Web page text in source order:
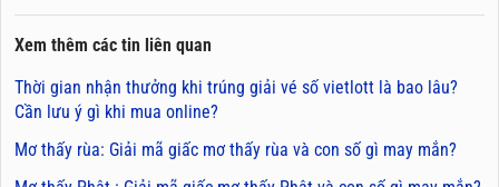
Xem thêm các tin liên quan
Thời gian nhận thưởng khi trúng giải vé số vietlott là bao lâu?
Cần lưu ý gì khi mua online?
Mơ thấy rùa: Giải mã giấc mơ thấy rùa và con số gì may mắn?